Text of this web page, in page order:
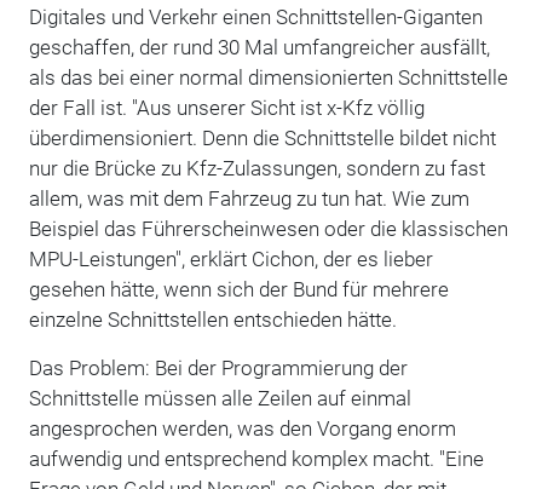
Digitales und Verkehr einen Schnittstellen-Giganten
geschaffen, der rund 30 Mal umfangreicher ausfällt,
als das bei einer normal dimensionierten Schnittstelle
der Fall ist. "Aus unserer Sicht ist x-Kfz völlig
überdimensioniert. Denn die Schnittstelle bildet nicht
nur die Brücke zu Kfz-Zulassungen, sondern zu fast
allem, was mit dem Fahrzeug zu tun hat. Wie zum
Beispiel das Führerscheinwesen oder die klassischen
MPU-Leistungen", erklärt Cichon, der es lieber
gesehen hätte, wenn sich der Bund für mehrere
einzelne Schnittstellen entschieden hätte.
Das Problem: Bei der Programmierung der
Schnittstelle müssen alle Zeilen auf einmal
angesprochen werden, was den Vorgang enorm
aufwendig und entsprechend komplex macht. "Eine